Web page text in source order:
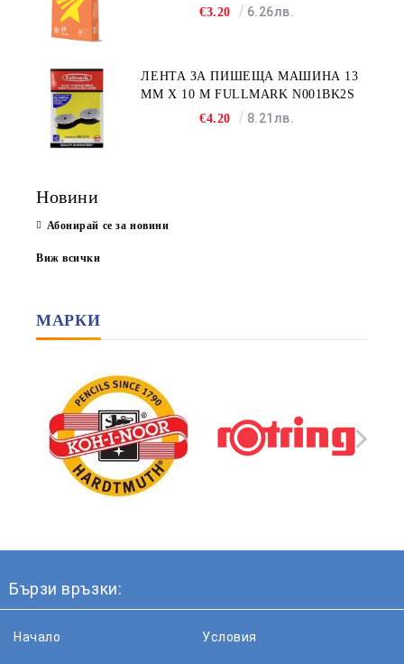
€3.20
6.26лв.
ЛЕНТА ЗА ПИШЕЩА МАШИНА 13
MM X 10 M FULLMARK N001BK2S
€4.20
8.21лв.
Новини
Абонирай се за новини
Виж всички
МАРКИ
Бързи връзки:
Начало Условия